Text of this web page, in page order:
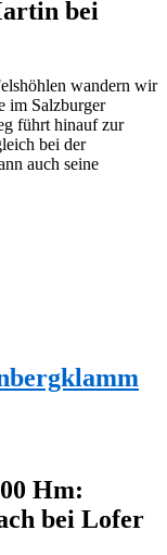
bei
wandern wir
im Salzburger
führt hinauf zur
bei der
auch seine
Hm:
bei Lofer